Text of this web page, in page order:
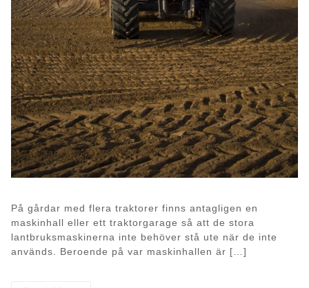
På gårdar med flera traktorer finns antagligen en
maskinhall eller ett traktorgarage så att de stora
lantbruksmaskinerna inte behöver stå ute när de inte
används. Beroende på var maskinhallen är […]